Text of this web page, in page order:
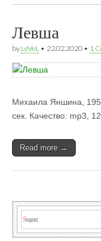
Левша
by LeVeL • 22.02.2020 • 1
Михаила Яншина,
сек. Качество: mp3,
Read more →